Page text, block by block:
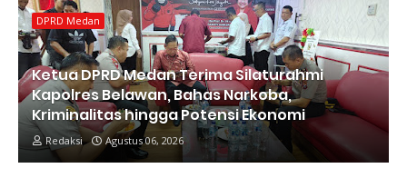
DPRD Medan
Ketua DPRD Medan Terima Silaturahmi
Kapolres Belawan, Bahas Narkoba,
Kriminalitas hingga Potensi Ekonomi
Redaksi Agustus 06, 2026